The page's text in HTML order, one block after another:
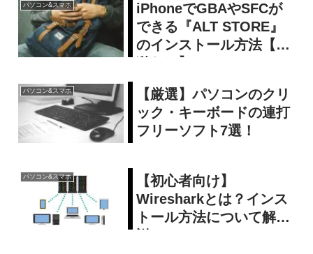
パソコン&スマホ
iPhoneでGBAやSFCが
できる『ALT STORE』
のインストール方法【脱
パソコン&スマホ
【厳選】パソコンのクリ
ック・キーボードの連打
フリーソフト7選！
パソコン&スマホ
【初心者向け】
Wiresharkとは？インス
トール方法について解